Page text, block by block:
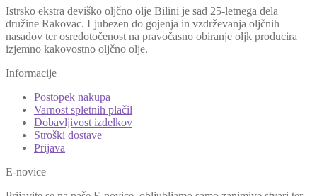
Istrsko ekstra deviško oljčno olje Bilini je sad 25-letnega dela
družine Rakovac. Ljubezen do gojenja in vzdrževanja oljčnih
nasadov ter osredotočenost na pravočasno obiranje oljk producira
izjemno kakovostno oljčno olje.
Informacije
Postopek nakupa
Varnost spletnih plačil
Dobavljivost izdelkov
Stroški dostave
Prijava
E-novice